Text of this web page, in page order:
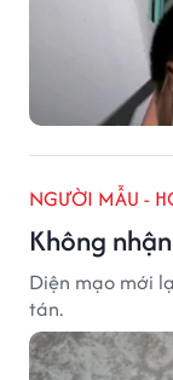
NGƯỜI MẪU -
Không
Diện mạo mới
tán.